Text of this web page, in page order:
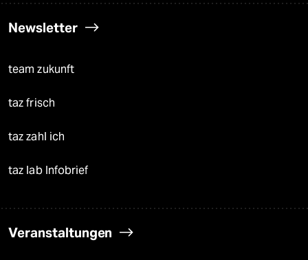
Newsletter
team zukunft
taz frisch
taz zahl ich
taz lab Infobrief
Veranstaltungen